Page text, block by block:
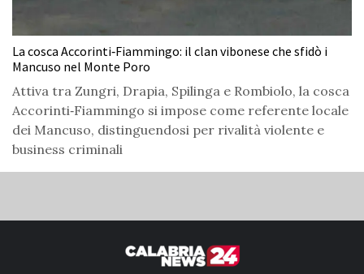
La cosca Accorinti‑Fiammingo: il clan vibonese che sfidò i
Mancuso nel Monte Poro
Attiva tra Zungri, Drapia, Spilinga e Rombiolo, la cosca
Accorinti‑Fiammingo si impose come referente locale
dei Mancuso, distinguendosi per rivalità violente e
business criminali